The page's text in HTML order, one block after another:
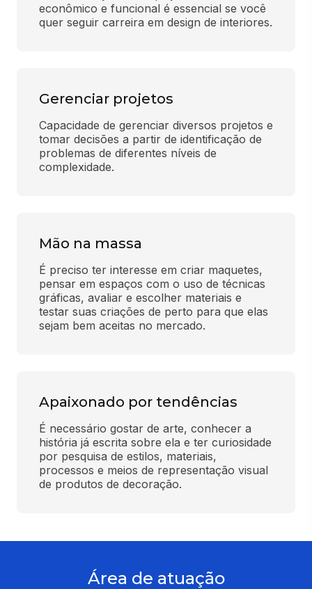
econômico e funcional é essencial se você
quer seguir carreira em design de interiores.
Gerenciar projetos
Capacidade de gerenciar diversos projetos e
tomar decisões a partir de identificação de
problemas de diferentes níveis de
complexidade.
Mão na massa
É preciso ter interesse em criar maquetes,
pensar em espaços com o uso de técnicas
gráficas, avaliar e escolher materiais e
testar suas criações de perto para que elas
sejam bem aceitas no mercado.
Apaixonado por tendências
É necessário gostar de arte, conhecer a
história já escrita sobre ela e ter curiosidade
por pesquisa de estilos, materiais,
processos e meios de representação visual
de produtos de decoração.
Área de atuação